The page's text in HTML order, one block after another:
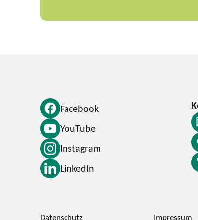
Facebook
YouTube
Instagram
LinkedIn
Datenschutz Impressum